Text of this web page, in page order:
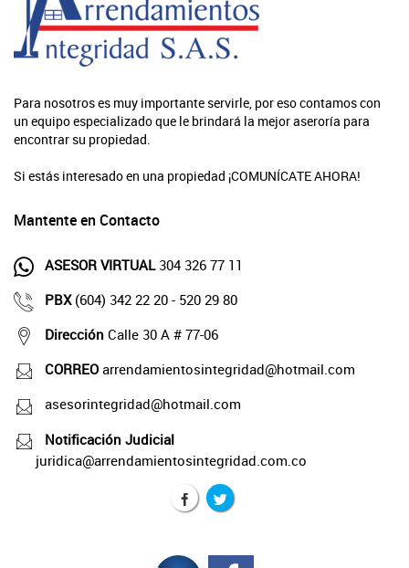
Para nosotros es muy importante servirle, por eso contamos con
un equipo especializado que le brindará la mejor aseroría para
encontrar su propiedad.
Si estás interesado en una propiedad ¡COMUNÍCATE AHORA!
Mantente en Contacto
ASESOR VIRTUAL304 326 77 11
PBX (604) 342 22 20 - 520 29 80
Dirección Calle 30 A # 77-06
CORREO arrendamientosintegridad@hotmail.com
asesorintegridad@hotmail.com
Notificación Judicial
juridica@arrendamientosintegridad.com.co